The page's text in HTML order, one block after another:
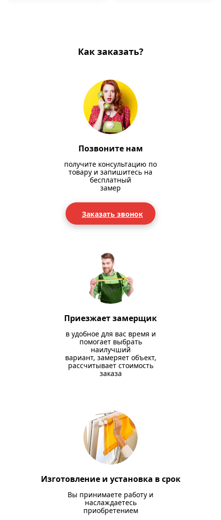
Как заказать?
Позвоните нам
получите консультацию по
товару и запишитесь на
бесплатный
замер
Заказать звонок
Приезжает замерщик
в удобное для вас время и
помогает выбрать
наилучший
вариант, замеряет объект,
рассчитывает стоимость
заказа
Изготовление и установка в срок
Вы принимаете работу и
наслаждаетесь
приобретением